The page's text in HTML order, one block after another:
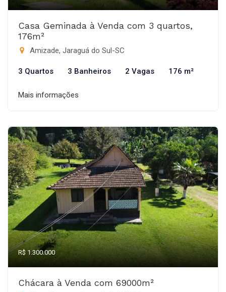
Casa Geminada à Venda com 3 quartos,
176m²
Amizade, Jaraguá do Sul-SC
3 Quartos 3 Banheiros 2 Vagas 176 m²
Mais informações
R$ 1.300.000
Chácara à Venda com 69000m²